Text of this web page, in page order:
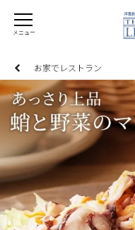
メニュー
-期間限定商品-
ハンバーグ
パスタ
カレー
お家でレストラン